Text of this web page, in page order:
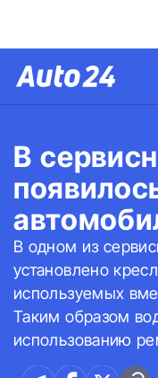
В
В одном из
установлено
используемых
Таким образом
использованию